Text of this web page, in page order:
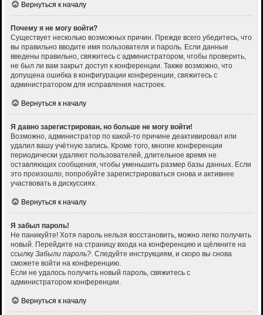
Вернуться к началу
Почему я не могу войти?
Существует несколько возможных причин. Прежде всего убедитесь, что
вы правильно вводите имя пользователя и пароль. Если данные
введены правильно, свяжитесь с администратором, чтобы проверить,
не был ли вам закрыт доступ к конференции. Также возможно, что
допущена ошибка в конфигурации конференции, свяжитесь с
администратором для исправления настроек.
Вернуться к началу
Я давно зарегистрирован, но больше не могу войти!
Возможно, администратор по какой-то причине деактивировал или
удалил вашу учётную запись. Кроме того, многие конференции
периодически удаляют пользователей, длительное время не
оставляющих сообщения, чтобы уменьшить размер базы данных. Если
это произошло, попробуйте зарегистрироваться снова и активнее
участвовать в дискуссиях.
Вернуться к началу
Я забыл пароль!
Не паникуйте! Хотя пароль нельзя восстановить, можно легко получить
новый. Перейдите на страницу входа на конференцию и щёлкните на
ссылку Забыли пароль?. Следуйте инструкциям, и скоро вы снова
сможете войти на конференцию.
Если не удалось получить новый пароль, свяжитесь с
администратором конференции.
Вернуться к началу